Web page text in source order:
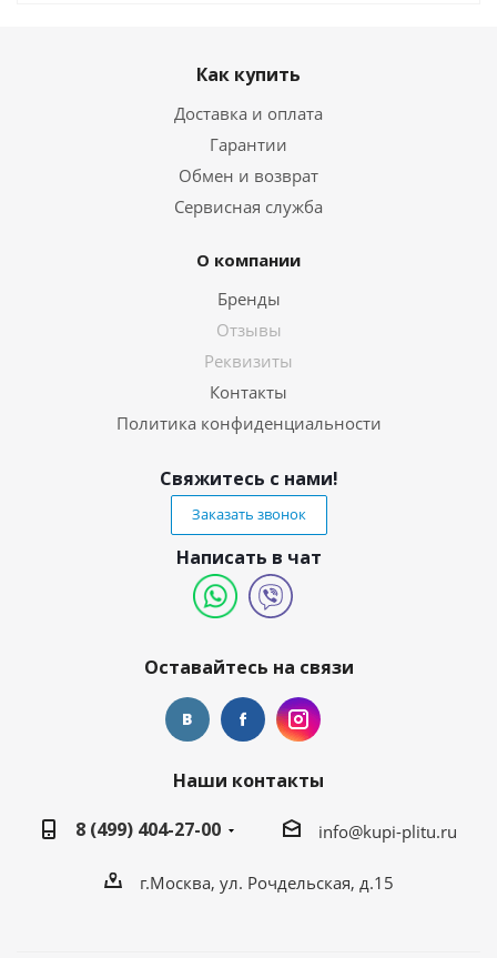
Как купить
Доставка и оплата
Гарантии
Обмен и возврат
Сервисная служба
О компании
Бренды
Отзывы
Реквизиты
Контакты
Политика конфиденциальности
Свяжитесь с нами!
Заказать звонок
Написать в чат
Оставайтесь на связи
Наши контакты
8 (499) 404-27-00
info@kupi-plitu.ru
г.Москва, ул. Рочдельская, д.15